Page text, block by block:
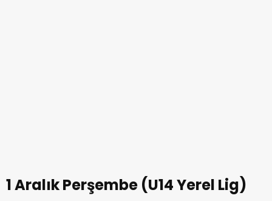
1 Aralık Perşembe (U14 Yerel Lig)